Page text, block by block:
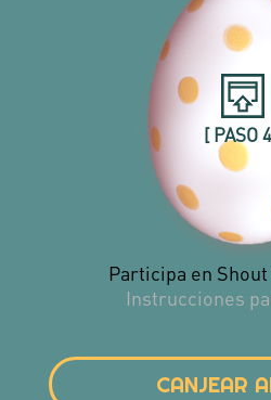
[ PASO
Participa en
Instrucciones
CANJEAR